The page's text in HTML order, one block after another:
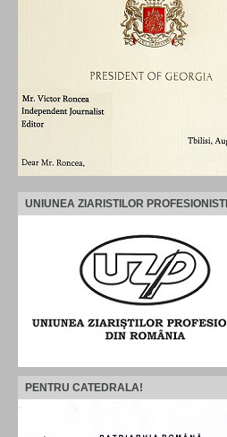
UNIUNEA ZIARISTILOR PROFESIONISTI
PENTRU CATEDRALA!